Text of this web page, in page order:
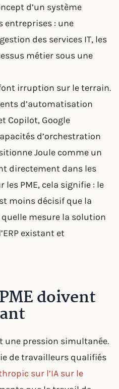
d’un système
entreprises : une
des services IT, les
métier sous une
irruption sur le terrain.
d’automatisation
Copilot, Google
d’orchestration
Joule comme un
directement dans les
les PME, cela signifie : le
moins décisif que la
mesure la solution
existant et
doivent
une pression simultanée.
de travailleurs qualifiés
sur l’IA sur le